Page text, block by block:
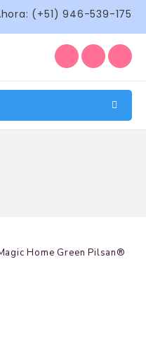
(+51) 946-539-175
Home Green Pilsan®